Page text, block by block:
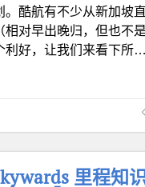
酷航有不少从新加坡
对早出晚归，但也不
利好，让我们来看下所…
里程知